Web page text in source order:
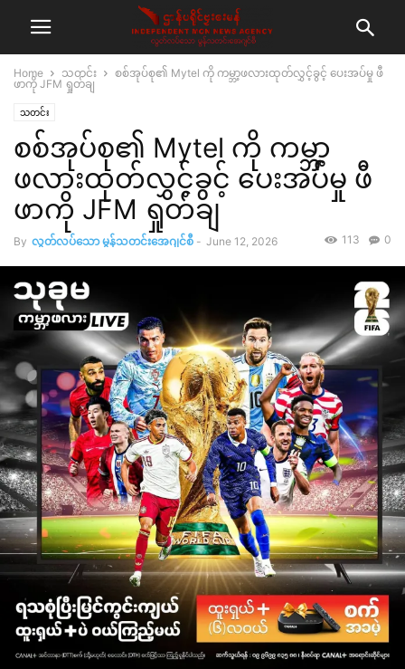
Home သတင်း
စစ်အုပ်စု၏ Mytel ကို ကမ္ဘာ့ဖလားထုတ်လွှင့်ခွင့် ပေးအပ်မှု ဖီ
ဖာကို JFM ရှုတ်ချ
သတင်း
စစ်အုပ်စု၏ Mytel ကို ကမ္ဘာ့
ဖလားထုတ်လွှင့်ခွင့် ပေးအပ်မှု ဖီ
ဖာကို JFM ရှုတ်ချ
By လွတ်လပ်သော မွန်သတင်းအေဂျင်စီ - June 12, 2026 0
113